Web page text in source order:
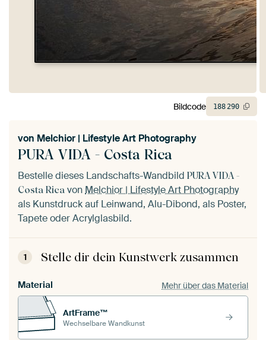
PURA VIDA - Costa Rica
von Melchior | Lifestyle Art Photography
Bestelle dieses Landschafts-Wandbild PURA VIDA -
Costa Rica vonMelchior | Lifestyle Art Photography
als Kunstdruck auf Leinwand, Alu-Dibond, als Poster,
Tapete oder Acrylglasbild.
1 Stelle dir dein Kunstwerk zusammen
Material Mehr über das Material
ArtFrame™
Wechselbare Wandkunst
Bildcode 188290